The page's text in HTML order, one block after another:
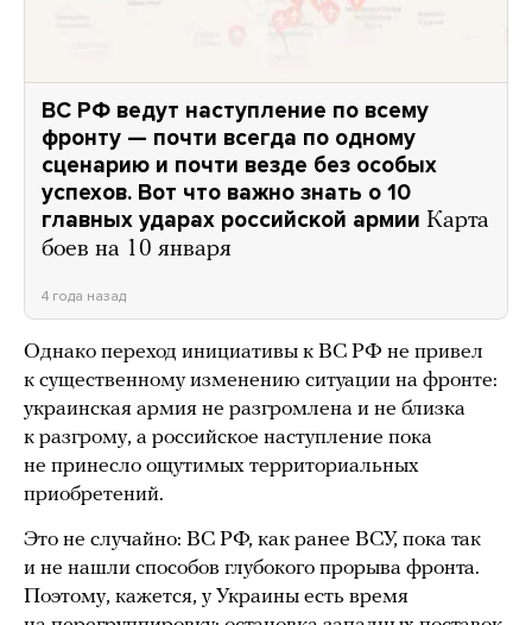
ВС РФ ведут наступление по всему
фронту — почти всегда по одному
сценарию и почти везде без особых
успехов. Вот что важно знать о 10
главных ударах российской армии Карта
боев на 10 января
4 года назад
Однако переход инициативы к ВС РФ не привел
к существенному изменению ситуации на фронте:
украинская армия не разгромлена и не близка
к разгрому, а российское наступление пока
не принесло ощутимых территориальных
приобретений.
Это не случайно: ВС РФ, как ранее ВСУ, пока так
и не нашли способов глубокого прорыва фронта.
Поэтому, кажется, у Украины есть время